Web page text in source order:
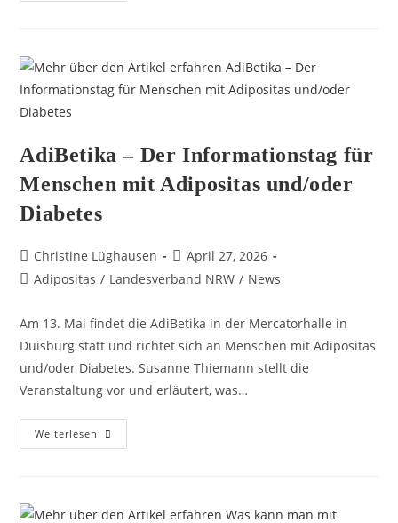
AdiBetika – Der Informationstag für
Menschen mit Adipositas und/oder
Diabetes
Christine Lüghausen
April 27, 2026
Adipositas / Landesverband NRW / News
Am 13. Mai findet die AdiBetika in der Mercatorhalle in
Duisburg statt und richtet sich an Menschen mit Adipositas
und/oder Diabetes. Susanne Thiemann stellt die
Veranstaltung vor und erläutert, was…
Weiterlesen